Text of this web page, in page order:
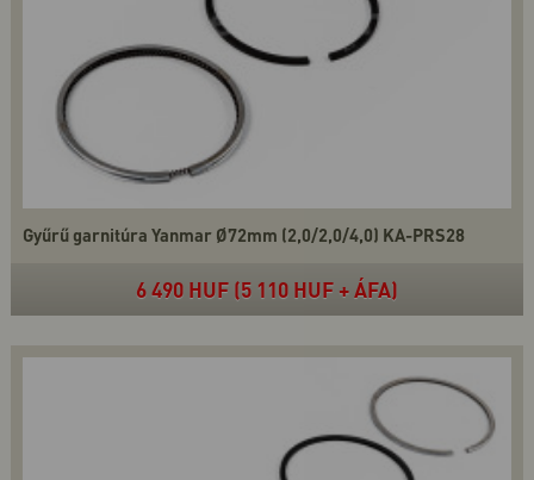
Gyűrű garnitúra Yanmar Ø72mm (2,0/2,0/4,0) KA-PRS28
6 490 HUF (5 110 HUF + ÁFA)